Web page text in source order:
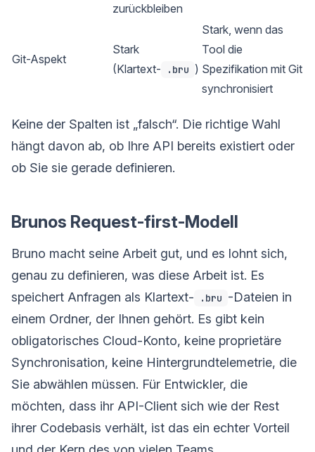
zurückbleiben
Git-Aspekt
Stark
(Klartext-
.bru )
Stark, wenn das
Tool die
Spezifikation mit Git
synchronisiert
Keine der Spalten ist „falsch“. Die richtige Wahl
hängt davon ab, ob Ihre API bereits existiert oder
ob Sie sie gerade definieren.
Brunos Request-first-Modell
Bruno macht seine Arbeit gut, und es lohnt sich,
genau zu definieren, was diese Arbeit ist. Es
speichert Anfragen als Klartext-
.bru -Dateien in
einem Ordner, der Ihnen gehört. Es gibt kein
obligatorisches Cloud-Konto, keine proprietäre
Synchronisation, keine Hintergrundtelemetrie, die
Sie abwählen müssen. Für Entwickler, die
möchten, dass ihr API-Client sich wie der Rest
ihrer Codebasis verhält, ist das ein echter Vorteil